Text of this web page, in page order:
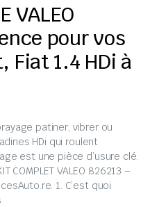
VALEO
pour vos
Fiat 1.4 HDi à
patiner, vibrer ou
HDi qui roulent
est une pièce d’usure clé.
COMPLET VALEO 826213 –
1. C’est quoi